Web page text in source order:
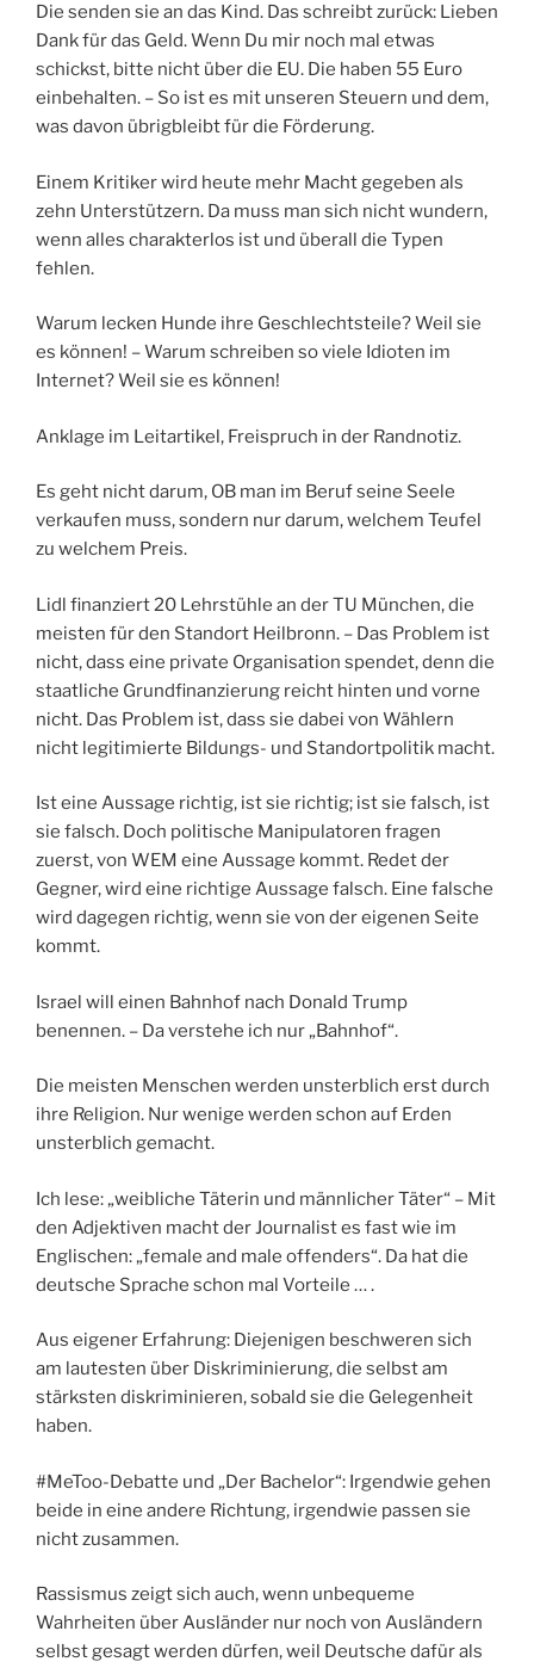
Die senden sie an das Kind. Das schreibt zurück: Lieben
Dank für das Geld. Wenn Du mir noch mal etwas
schickst, bitte nicht über die EU. Die haben 55 Euro
einbehalten. – So ist es mit unseren Steuern und dem,
was davon übrigbleibt für die Förderung.
Einem Kritiker wird heute mehr Macht gegeben als
zehn Unterstützern. Da muss man sich nicht wundern,
wenn alles charakterlos ist und überall die Typen
fehlen.
Warum lecken Hunde ihre Geschlechtsteile? Weil sie
es können! – Warum schreiben so viele Idioten im
Internet? Weil sie es können!
Anklage im Leitartikel, Freispruch in der Randnotiz.
Es geht nicht darum, OB man im Beruf seine Seele
verkaufen muss, sondern nur darum, welchem Teufel
zu welchem Preis.
Lidl finanziert 20 Lehrstühle an der TU München, die
meisten für den Standort Heilbronn. – Das Problem ist
nicht, dass eine private Organisation spendet, denn die
staatliche Grundfinanzierung reicht hinten und vorne
nicht. Das Problem ist, dass sie dabei von Wählern
nicht legitimierte Bildungs- und Standortpolitik macht.
Ist eine Aussage richtig, ist sie richtig; ist sie falsch, ist
sie falsch. Doch politische Manipulatoren fragen
zuerst, von WEM eine Aussage kommt. Redet der
Gegner, wird eine richtige Aussage falsch. Eine falsche
wird dagegen richtig, wenn sie von der eigenen Seite
kommt.
Israel will einen Bahnhof nach Donald Trump
benennen. – Da verstehe ich nur „Bahnhof“.
Die meisten Menschen werden unsterblich erst durch
ihre Religion. Nur wenige werden schon auf Erden
unsterblich gemacht.
Ich lese: „weibliche Täterin und männlicher Täter“ – Mit
den Adjektiven macht der Journalist es fast wie im
Englischen: „female and male offenders“. Da hat die
deutsche Sprache schon mal Vorteile … .
Aus eigener Erfahrung: Diejenigen beschweren sich
am lautesten über Diskriminierung, die selbst am
stärksten diskriminieren, sobald sie die Gelegenheit
haben.
#MeToo-Debatte und „Der Bachelor“: Irgendwie gehen
beide in eine andere Richtung, irgendwie passen sie
nicht zusammen.
Rassismus zeigt sich auch, wenn unbequeme
Wahrheiten über Ausländer nur noch von Ausländern
selbst gesagt werden dürfen, weil Deutsche dafür als